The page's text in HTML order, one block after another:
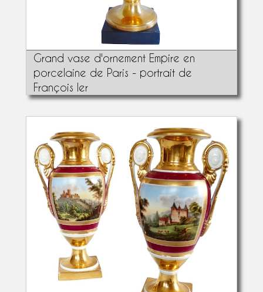
Grand vase d'ornement Empire en
porcelaine de Paris - portrait de
François Ier